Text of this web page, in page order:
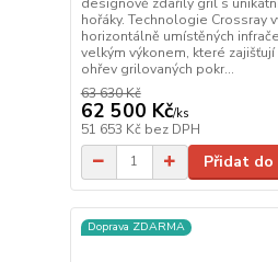
hořáky. Technologie Crossray
horizontálně umístěných
velkým výkonem, které
ohřev grilovaných pokr...
63 630 Kč
62 500 Kč/ks
51 653 Kč bez DPH
Přidat do
Doprava ZDARMA